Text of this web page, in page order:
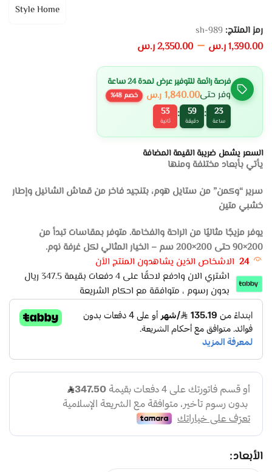
Style Home
رمز المنتج: sh-989
1,390.00ر.س –
2,350.00ر.س
فرصة رائعة للتوفير عرض لمدة 24 ساعة
وفر حتى1,840.00 ر.س خصم48
%
23
ساعة :
59
دقيقة :
53
ثانية
السعر يشمل ضريبة القيمة المضافة
يأتي بأبعاد مختلفة ومنها
سرير “وكمن” من ستايل هوم، بتنجيد فاخر من قماش الشانيل وإطار
خشبي متين
يوفر مزيجًا مثاليًا من الراحة والفخامة. متوفر بمقاسات تبدأ من
200×90 حتى 200×200 سم – الخيار المثالي لكل غرفة نوم.
24 الاشخاص الذين يشاهدون المنتج الأن
اشتري الان وادفع لاحقًا على 4 دفعات بقيمة 347.5 ريال
بدون رسوم ، متوافقة مع احكام الشريعة
الأبعاد